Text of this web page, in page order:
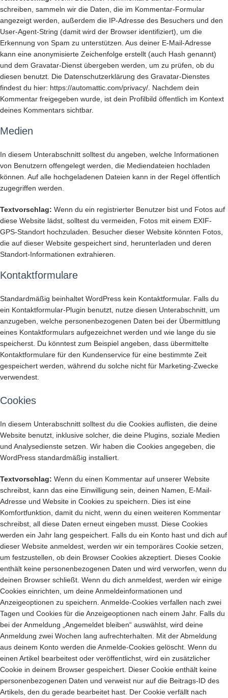
schreiben, sammeln wir die Daten, die im Kommentar-Formular
angezeigt werden, außerdem die IP-Adresse des Besuchers und den
User-Agent-String (damit wird der Browser identifiziert), um die
Erkennung von Spam zu unterstützen. Aus deiner E-Mail-Adresse
kann eine anonymisierte Zeichenfolge erstellt (auch Hash genannt)
und dem Gravatar-Dienst übergeben werden, um zu prüfen, ob du
diesen benutzt. Die Datenschutzerklärung des Gravatar-Dienstes
findest du hier: https://automattic.com/privacy/. Nachdem dein
Kommentar freigegeben wurde, ist dein Profilbild öffentlich im Kontext
deines Kommentars sichtbar.
Medien
In diesem Unterabschnitt solltest du angeben, welche Informationen
von Benutzern offengelegt werden, die Mediendateien hochladen
können. Auf alle hochgeladenen Dateien kann in der Regel öffentlich
zugegriffen werden.
Textvorschlag: Wenn du ein registrierter Benutzer bist und Fotos auf
diese Website lädst, solltest du vermeiden, Fotos mit einem EXIF-
GPS-Standort hochzuladen. Besucher dieser Website könnten Fotos,
die auf dieser Website gespeichert sind, herunterladen und deren
Standort-Informationen extrahieren.
Kontaktformulare
Standardmäßig beinhaltet WordPress kein Kontaktformular. Falls du
ein Kontaktformular-Plugin benutzt, nutze diesen Unterabschnitt, um
anzugeben, welche personenbezogenen Daten bei der Übermittlung
eines Kontaktformulars aufgezeichnet werden und wie lange du sie
speicherst. Du könntest zum Beispiel angeben, dass übermittelte
Kontaktformulare für den Kundenservice für eine bestimmte Zeit
gespeichert werden, während du solche nicht für Marketing-Zwecke
verwendest.
Cookies
In diesem Unterabschnitt solltest du die Cookies auflisten, die deine
Website benutzt, inklusive solcher, die deine Plugins, soziale Medien
und Analysedienste setzen. Wir haben die Cookies angegeben, die
WordPress standardmäßig installiert.
Textvorschlag: Wenn du einen Kommentar auf unserer Website
schreibst, kann das eine Einwilligung sein, deinen Namen, E-Mail-
Adresse und Website in Cookies zu speichern. Dies ist eine
Komfortfunktion, damit du nicht, wenn du einen weiteren Kommentar
schreibst, all diese Daten erneut eingeben musst. Diese Cookies
werden ein Jahr lang gespeichert. Falls du ein Konto hast und dich auf
dieser Website anmeldest, werden wir ein temporäres Cookie setzen,
um festzustellen, ob dein Browser Cookies akzeptiert. Dieses Cookie
enthält keine personenbezogenen Daten und wird verworfen, wenn du
deinen Browser schließt. Wenn du dich anmeldest, werden wir einige
Cookies einrichten, um deine Anmeldeinformationen und
Anzeigeoptionen zu speichern. Anmelde-Cookies verfallen nach zwei
Tagen und Cookies für die Anzeigeoptionen nach einem Jahr. Falls du
bei der Anmeldung „Angemeldet bleiben“ auswählst, wird deine
Anmeldung zwei Wochen lang aufrechterhalten. Mit der Abmeldung
aus deinem Konto werden die Anmelde-Cookies gelöscht. Wenn du
einen Artikel bearbeitest oder veröffentlichst, wird ein zusätzlicher
Cookie in deinem Browser gespeichert. Dieser Cookie enthält keine
personenbezogenen Daten und verweist nur auf die Beitrags-ID des
Artikels, den du gerade bearbeitet hast. Der Cookie verfällt nach